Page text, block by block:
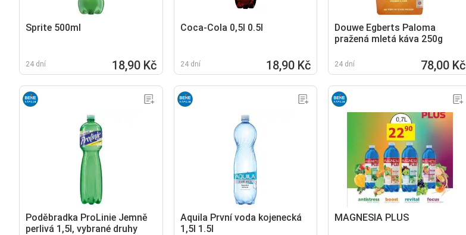
Sprite 500ml
24 dní 18,90 Kč
Coca-Cola 0,5l 0.5l
24 dní 18,90 Kč
Douwe Egberts Paloma
pražená mletá káva 250g
24 dní 78,00 Kč
Poděbradka ProLinie Jemně
perlivá 1,5l, vybrané druhy
Aquila První voda kojenecká
1,5l 1.5l
MAGNESIA PLUS